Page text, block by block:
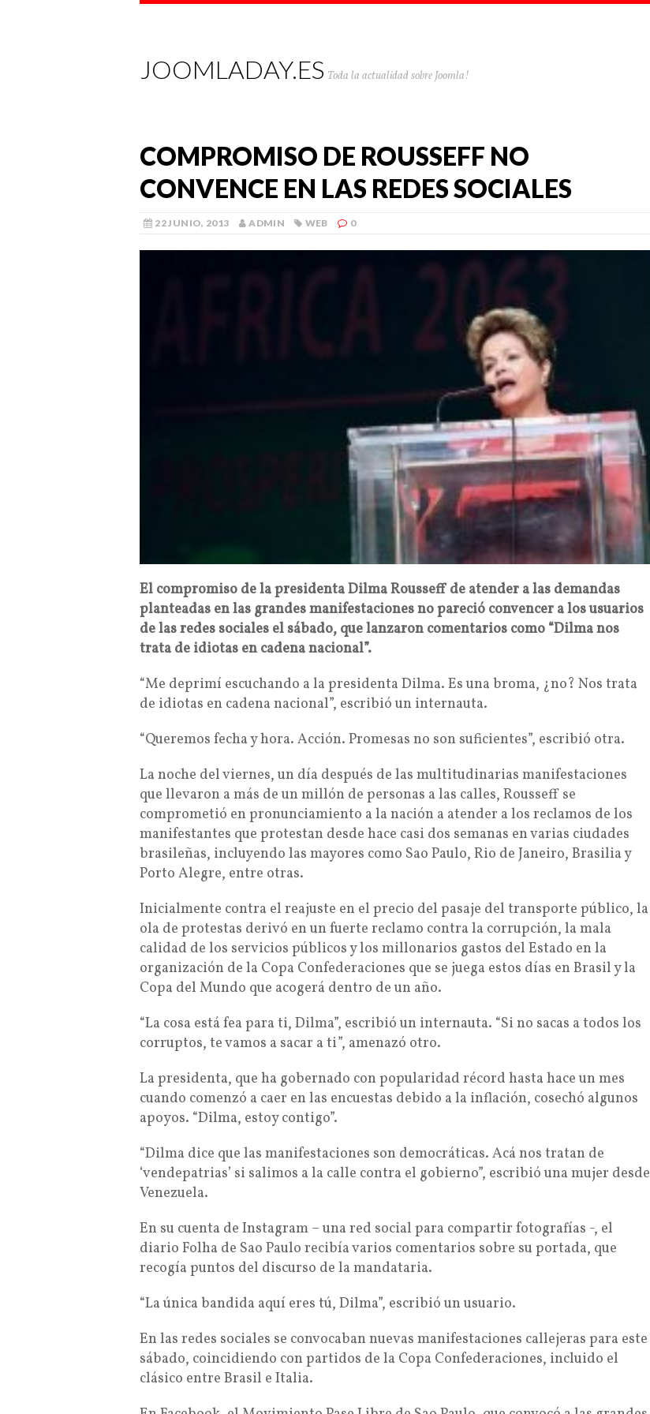
JOOMLADAY.ES Toda la actualidad sobre Joomla!
COMPROMISO DE ROUSSEFF NO
CONVENCE EN LAS REDES SOCIALES
22 JUNIO, 2013 ADMIN WEB 0
El compromiso de la presidenta Dilma Rousseff de atender a las demandas
planteadas en las grandes manifestaciones no pareció convencer a los usuarios
de las redes sociales el sábado, que lanzaron comentarios como “Dilma nos
trata de idiotas en cadena nacional”.
“Me deprimí escuchando a la presidenta Dilma. Es una broma, ¿no? Nos trata
de idiotas en cadena nacional”, escribió un internauta.
“Queremos fecha y hora. Acción. Promesas no son suficientes”, escribió otra.
La noche del viernes, un día después de las multitudinarias manifestaciones
que llevaron a más de un millón de personas a las calles, Rousseff se
comprometió en pronunciamiento a la nación a atender a los reclamos de los
manifestantes que protestan desde hace casi dos semanas en varias ciudades
brasileñas, incluyendo las mayores como Sao Paulo, Rio de Janeiro, Brasilia y
Porto Alegre, entre otras.
Inicialmente contra el reajuste en el precio del pasaje del transporte público, la
ola de protestas derivó en un fuerte reclamo contra la corrupción, la mala
calidad de los servicios públicos y los millonarios gastos del Estado en la
organización de la Copa Confederaciones que se juega estos días en Brasil y la
Copa del Mundo que acogerá dentro de un año.
“La cosa está fea para ti, Dilma”, escribió un internauta. “Si no sacas a todos los
corruptos, te vamos a sacar a ti”, amenazó otro.
La presidenta, que ha gobernado con popularidad récord hasta hace un mes
cuando comenzó a caer en las encuestas debido a la inflación, cosechó algunos
apoyos. “Dilma, estoy contigo”.
“Dilma dice que las manifestaciones son democráticas. Acá nos tratan de
‘vendepatrias’ si salimos a la calle contra el gobierno”, escribió una mujer desde
Venezuela.
En su cuenta de Instagram – una red social para compartir fotografías -, el
diario Folha de Sao Paulo recibía varios comentarios sobre su portada, que
recogía puntos del discurso de la mandataria.
“La única bandida aquí eres tú, Dilma”, escribió un usuario.
En las redes sociales se convocaban nuevas manifestaciones callejeras para este
sábado, coincidiendo con partidos de la Copa Confederaciones, incluido el
clásico entre Brasil e Italia.